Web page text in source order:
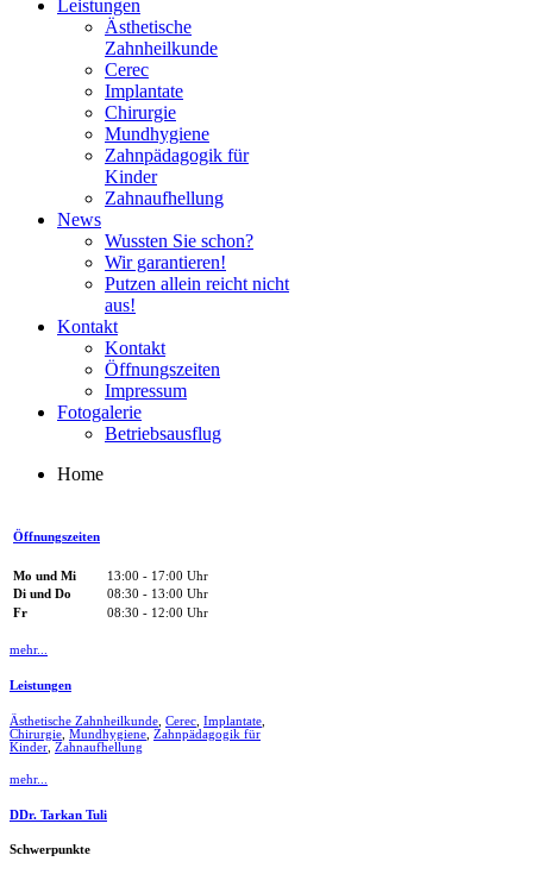
Leistungen
Ästhetische
Zahnheilkunde
Cerec
Implantate
Chirurgie
Mundhygiene
Zahnpädagogik für
Kinder
Zahnaufhellung
News
Wussten Sie schon?
Wir garantieren!
Putzen allein reicht nicht
aus!
Kontakt
Kontakt
Öffnungszeiten
Impressum
Fotogalerie
Betriebsausflug
Home
Öffnungszeiten
Mo und Mi
13:00 - 17:00 Uhr
Di und Do
08:30 - 13:00 Uhr
Fr
08:30 - 12:00 Uhr
mehr...
Leistungen
Ästhetische Zahnheilkunde Cerec Implantate
Chirurgie Mundhygiene Zahnpädagogik für
Kinder Zahnaufhellung
mehr...
DDr. Tarkan Tuli
Schwerpunkte